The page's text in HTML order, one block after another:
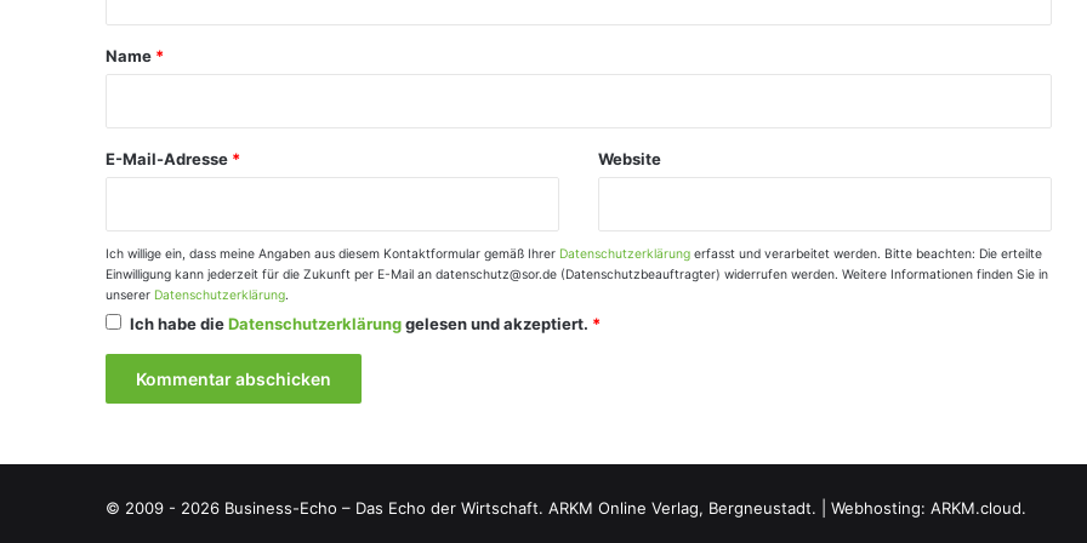
a
Name *
E-Mail-Adresse * Website
Ich willige ein, dass meine Angaben aus diesem Kontaktformular gemäß Ihrer Datenschutzerklärung erfasst und verarbeitet werden. Bitte beachten: Die erteilte
Einwilligung kann jederzeit für die Zukunft per E-Mail an datenschutz@sor.de (Datenschutzbeauftragter) widerrufen werden. Weitere Informationen finden Sie in
unserer Datenschutzerklärung.
Ich habe dieDatenschutzerklärunggelesen und akzeptiert. *
© 2009 - 2026 Business-Echo – Das Echo der Wirtschaft. ARKM Online Verlag, Bergneustadt. Webhosting: ARKM.cloud.